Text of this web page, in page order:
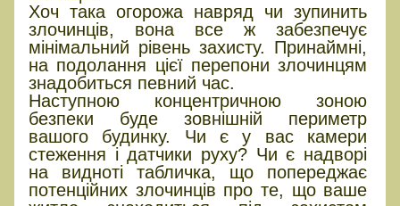
Хоч така огорожа навряд чи зупинить
злочинців, вона все ж забезпечує
мінімальний рівень захисту. Принаймні,
на подолання цієї перепони злочинцям
знадобиться певний час.
Наступною концентричною зоною
безпеки буде зовнішній периметр
вашого будинку. Чи є у вас камери
стеження і датчики руху? Чи є надворі
на видноті табличка, що попереджає
потенційних злочинців про те, що ваше